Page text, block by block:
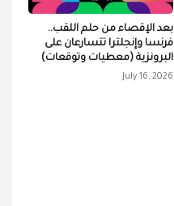
بعد الإقصاء من حلم اللقب..
فرنسا وإنجلترا تتسارعان على
البرونزية (معطيات وتوقعات)
July 16, 2026